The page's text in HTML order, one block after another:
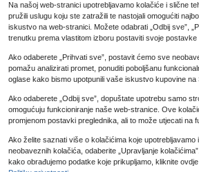
3.76€ 3.77€
Na našoj web-stranici upotrebljavamo kolačiće i slične
pružili uslugu koju ste zatražili te nastojali omogućiti
iskustvo na web-stranici. Možete odabrati „Odbij sve”,
trenutku prema vlastitom izboru postaviti svoje postavke
Ako odaberete „Prihvati sve”, postavit ćemo sve
pomažu analizirati promet, ponuditi poboljšanu
oglase kako bismo upotpunili vaše iskustvo kupovine na
Ako odaberete „Odbij sve”, dopuštate upotrebu samo
omogućuju funkcioniranje naše web-stranice. Ove
promjenom postavki preglednika, ali to može utjecati na
Ako želite saznati više o kolačićima koje upotrebljavamo
neobaveznih kolačića, odaberite „Upravljanje
kako obrađujemo podatke koje prikupljamo, kliknite